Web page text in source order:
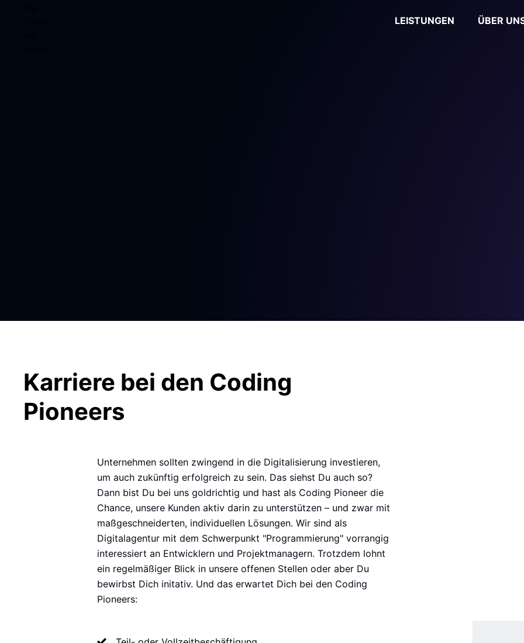
LEISTUNGEN ÜBER
Karriere bei den Coding
Pioneers
Unternehmen sollten zwingend in die Digitalisierung investieren,
um auch zukünftig erfolgreich zu sein. Das siehst Du auch so?
Dann bist Du bei uns goldrichtig und hast als Coding Pioneer die
Chance, unsere Kunden aktiv darin zu unterstützen – und zwar mit
maßgeschneiderten, individuellen Lösungen. Wir sind als
Digitalagentur mit dem Schwerpunkt "Programmierung" vorrangig
interessiert an Entwicklern und Projektmanagern. Trotzdem lohnt
ein regelmäßiger Blick in unsere offenen Stellen oder aber Du
bewirbst Dich initativ. Und das erwartet Dich bei den Coding
Pioneers: